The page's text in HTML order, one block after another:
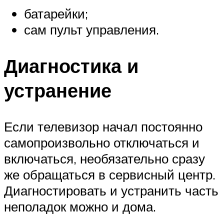
батарейки;
сам пульт управления.
Диагностика и
устранение
Если телевизор начал постоянно
самопроизвольно отключаться и
включаться, необязательно сразу
же обращаться в сервисный центр.
Диагностировать и устранить часть
неполадок можно и дома.